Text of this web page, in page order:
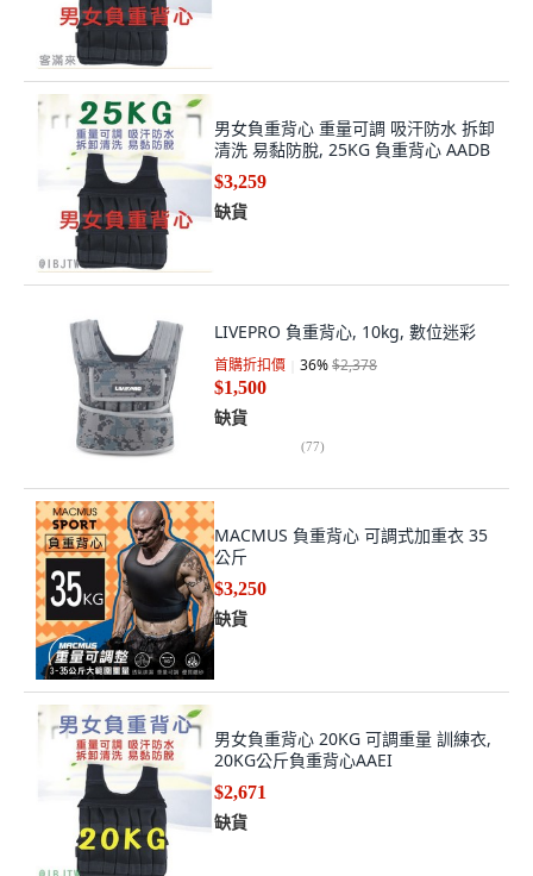
男女負重背心 重量可調 吸汗防水 拆卸
清洗 易黏防脫, 25KG 負重背心 AADB
$3,259
缺貨
LIVEPRO 負重背心, 10kg, 數位迷彩
首購折扣價 36%$2,378
$1,500
缺貨
(77)
MACMUS 負重背心 可調式加重衣 35
公斤
$3,250
缺貨
男女負重背心 20KG 可調重量 訓練衣,
20KG公斤負重背心AAEI
$2,671
缺貨